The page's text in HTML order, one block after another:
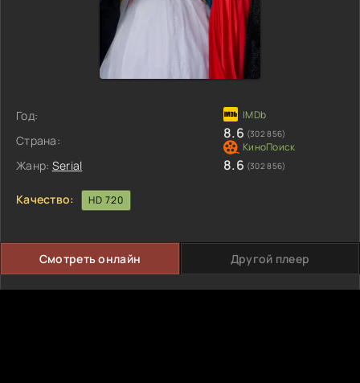
Год:
Страна:
Жанр: Serial
8.6 (302 856)
8.6 (302 856)
Качество: HD 720
Смотреть онлайн Другой плеер